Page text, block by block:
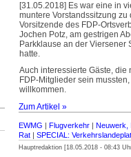
[31.05.2018] Es war eine in
muntere Vorstandssitzung zu
Vorsitzende des FDP-
Jochen Potz, am gestrigen
Parkklause an der Viersener
hatte.
Auch interessierte Gäste, die
FDP-Mitglieder sein
willkommen.
Zum Artikel »
EWMG | Flugverkehr | Neuwerk,
Rat | SPECIAL:
Hauptredaktion [18.05.2018 - 08:43